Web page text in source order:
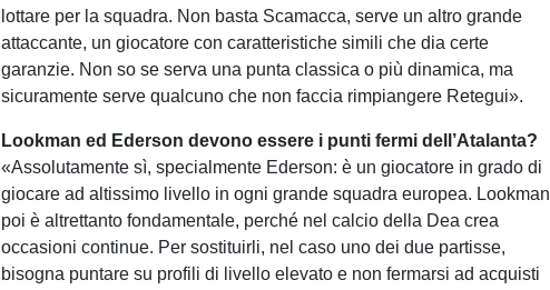
lottare per la squadra. Non basta Scamacca, serve un altro grande
attaccante, un giocatore con caratteristiche simili che dia certe
garanzie. Non so se serva una punta classica o più dinamica, ma
sicuramente serve qualcuno che non faccia rimpiangere Retegui».
Lookman ed Ederson devono essere i punti fermi dell’Atalanta?
«Assolutamente sì, specialmente Ederson: è un giocatore in grado di
giocare ad altissimo livello in ogni grande squadra europea. Lookman
poi è altrettanto fondamentale, perché nel calcio della Dea crea
occasioni continue. Per sostituirli, nel caso uno dei due partisse,
bisogna puntare su profili di livello elevato e non fermarsi ad acquisti